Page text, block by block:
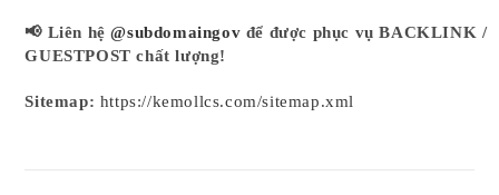
📢 Liên hệ@subdomaingov để được phục vụ BACKLINK /
GUESTPOST chất lượng!
Sitemap: https://kemollcs.com/sitemap.xml